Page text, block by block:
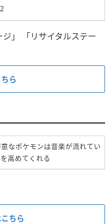
」 「リサイタルステー
ら
なポケモンは音楽が流れてい
高めてくれる
ちら